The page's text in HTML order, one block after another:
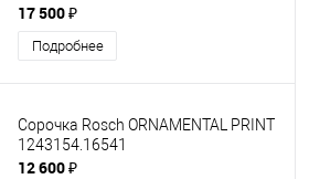
17 500 ₽
Подробнее
Сорочка Rosch ORNAMENTAL PRINT
1243154.16541
12 600 ₽